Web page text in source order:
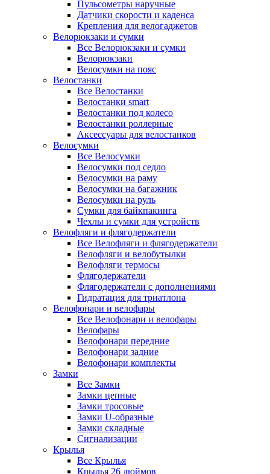
Пульсометры наручные
Датчики скорости и каденса
Крепления для велогаджетов
Велорюкзаки и сумки
Все Велорюкзаки и сумки
Велорюкзаки
Велосумки на пояс
Велостанки
Все Велостанки
Велостанки smart
Велостанки под колесо
Велостанки роллерные
Аксессуары для велостанков
Велосумки
Все Велосумки
Велосумки под седло
Велосумки на раму
Велосумки на багажник
Велосумки на руль
Сумки для байкпакинга
Чехлы и сумки для устройств
Велофляги и флягодержатели
Все Велофляги и флягодержатели
Велофляги и велобутылки
Велофляги термосы
Флягодержатели
Флягодержатели с дополнениями
Гидратация для триатлона
Велофонари и велофары
Все Велофонари и велофары
Велофары
Велофонари передние
Велофонари задние
Велофонари комплекты
Замки
Все Замки
Замки цепные
Замки тросовые
Замки U-образные
Замки складные
Сигнализации
Крылья
Все Крылья
Крылья 26 дюймов